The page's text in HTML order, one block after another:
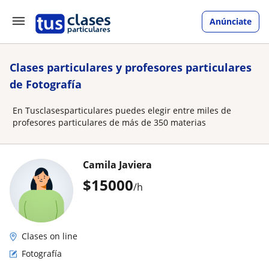
Anúnciate
Clases particulares y profesores particulares
de Fotografía
En Tusclasesparticulares puedes elegir entre miles de
profesores particulares de más de 350 materias
$15000/h
Camila Javiera
Clases on line
Fotografía